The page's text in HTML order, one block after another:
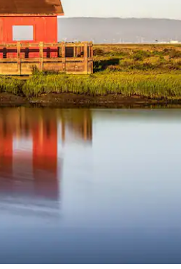
baixo do teclado ou tocando e